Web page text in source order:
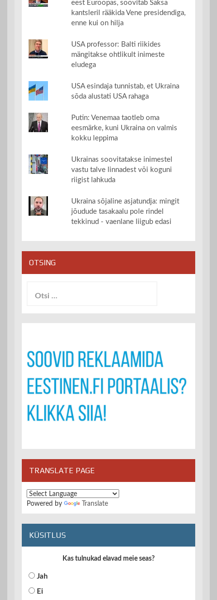
eest Euroopas, soovitab Saksa
kantsleril rääkida Vene presidendiga,
enne kui on hilja
USA professor: Balti riikides
mängitakse ohtlikult inimeste
eludega
USA esindaja tunnistab, et Ukraina
sõda alustati USA rahaga
Putin: Venemaa taotleb oma
eesmärke, kuni Ukraina on valmis
kokku leppima
Ukrainas soovitatakse inimestel
vastu talve linnadest või koguni
riigist lahkuda
Ukraina sõjaline asjatundja: mingit
jõudude tasakaalu pole rindel
tekkinud - vaenlane liigub edasi
OTSING
TRANSLATE PAGE
Powered by Translate
KÜSITLUS
Kas tulnukad elavad meie seas?
Jah
Ei